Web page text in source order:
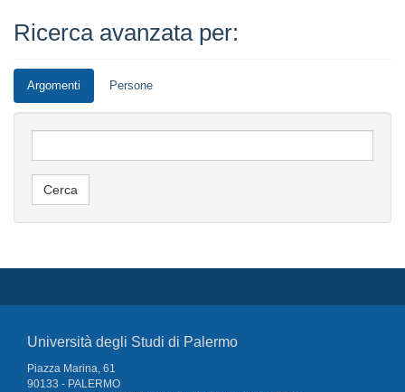
Ricerca avanzata per:
Argomenti Persone
Università degli Studi di Palermo
Piazza Marina, 61
90133 - PALERMO